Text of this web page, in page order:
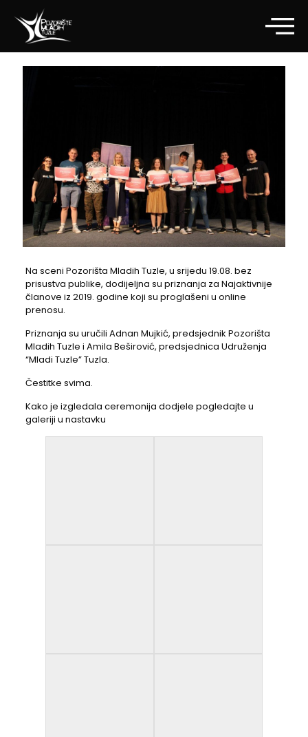
Na sceni Pozorišta Mladih Tuzle, u srijedu 19.08. bez
prisustva publike, dodijeljna su priznanja za Najaktivnije
članove iz 2019. godine koji su proglašeni u online
prenosu.
Priznanja su uručili Adnan Mujkić, predsjednik Pozorišta
Mladih Tuzle i Amila Beširović, predsjednica Udruženja
“Mladi Tuzle” Tuzla.
Čestitke svima.
Kako je izgledala ceremonija dodjele pogledajte u
galeriji u nastavku